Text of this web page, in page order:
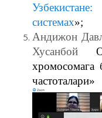
системах»;
Андижон
Хусанбой
хромосомага
частоталари»